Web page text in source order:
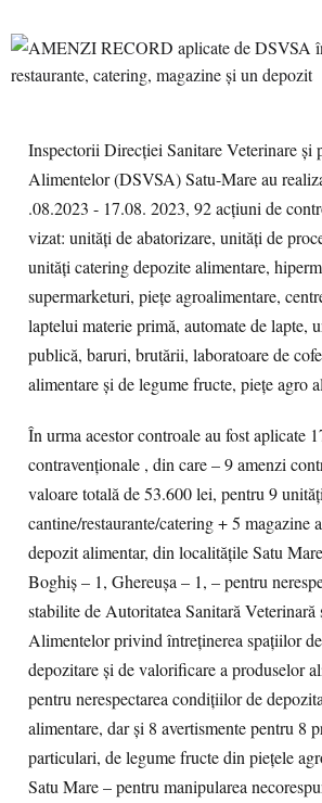
Inspectorii Direcției Sanitare Veterinare și
Alimentelor (DSVSA) Satu-Mare au
.08.2023 - 17.08. 2023, 92 acțiuni de
vizat: unități de abatorizare, unități de
unități catering depozite alimentare,
supermarketuri, piețe agroalimentare,
laptelui materie primă, automate de lapte,
publică, baruri, brutării, laboratoare de
alimentare și de legume fructe, piețe agro
În urma acestor controale au fost aplicate
contravenționale , din care – 9 amenzi
valoare totală de 53.600 lei, pentru 9
cantine/restaurante/catering + 5 magazine
depozit alimentar, din localitățile Satu
Boghiș – 1, Ghereușa – 1, – pentru
stabilite de Autoritatea Sanitară
Alimentelor privind întreținerea spațiilor
depozitare și de valorificare a produselor
pentru nerespectarea condițiilor de
alimentare, dar și 8 avertismente pentru 8
particulari, de legume fructe din piețele
Satu Mare – pentru manipularea